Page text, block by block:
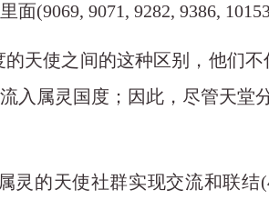
(9069, 9071, 9282, 9386, 10153
天使之间的这种区别，他们
入属灵国度；因此，尽管天
灵的天使社群实现交流和联结